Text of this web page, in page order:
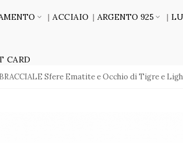
ACCIAIO ARGENTO 925
CARD
BRACCIALE Sfere Ematite e Occhio di Tigre e